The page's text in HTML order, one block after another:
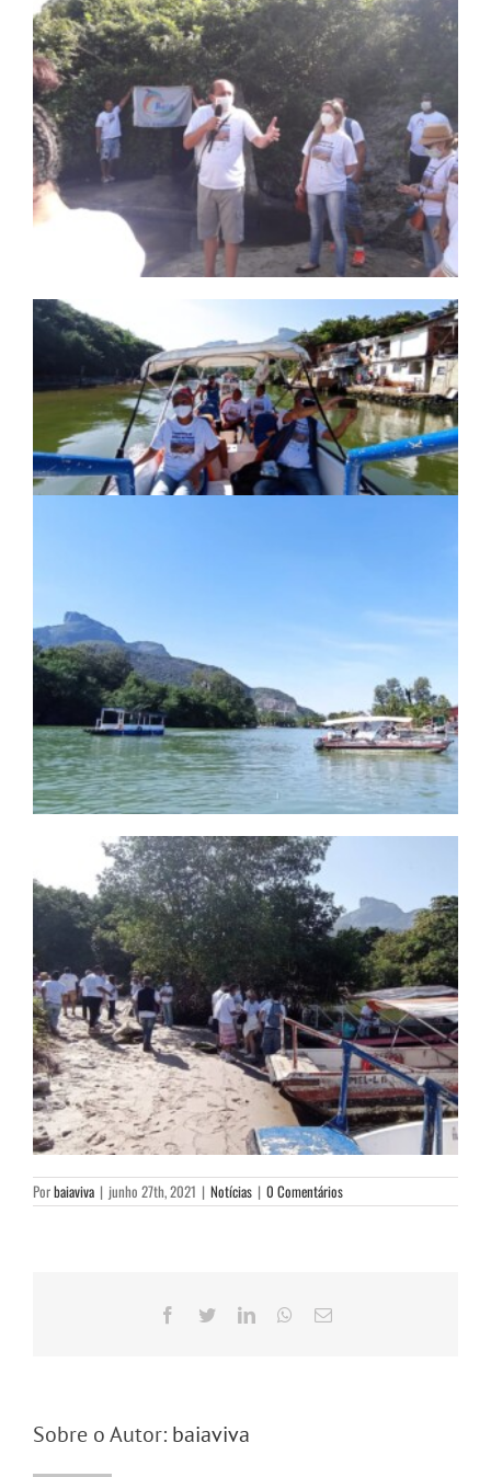
Porbaiaviva | junho 27th, 2021 | Notícias | 0 Comentários
Facebook
TwitterLinkedInWhatsApp
E-
Sobre o Autor: baiaviva